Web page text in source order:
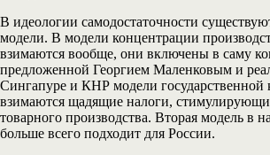
В идеологии самодостаточности
модели. В модели концентрации
взимаются вообще, они включены в саму
предложенной Георгием Маленковым и
Сингапуре и КНР модели государственной
взимаются щадящие налоги,
товарного производства. Вторая модель в
больше всего подходит для России.